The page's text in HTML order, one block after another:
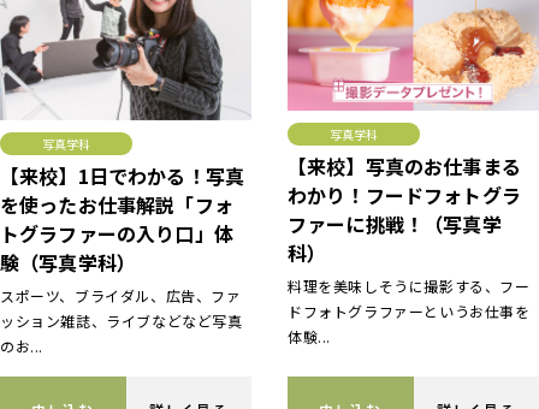
写真学科
【来校】1日でわかる！写真
を使ったお仕事解説「フォ
トグラファーの入り口」体
験（写真学科）
スポーツ、ブライダル、広告、ファ
ッション雑誌、ライブなどなど写真
のお...
写真学科
【来校】写真のお仕事まる
わかり！フードフォトグラ
ファーに挑戦！（写真学
科）
料理を美味しそうに撮影する、フー
ドフォトグラファーというお仕事を
体験...